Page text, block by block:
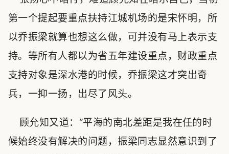
第一个提起要重点扶持江城机场的是宋怀明，所
以乔振梁就算也想这么做，可并没有马上表示支
持。等所有人都以为省五年建设重点，财政重点
支持对象是深水港的时候，乔振梁这才突出奇
兵，一抑一扬，出尽了风头。
顾允知又道：“平海的南北差距是我在任的时
候始终没有解决的问题，振梁同志显然意识到了